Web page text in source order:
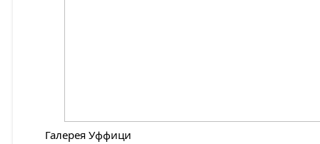
Галерея Уффици